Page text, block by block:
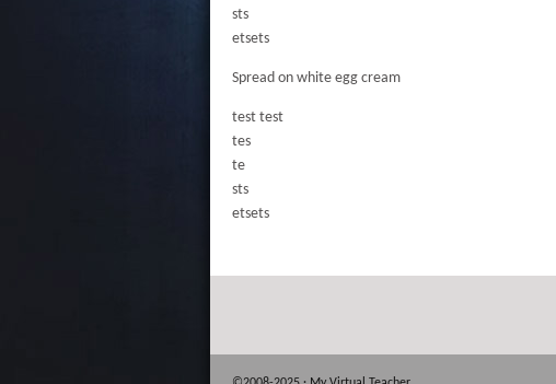
sts
etsets
Spread on white egg cream
test test
tes
te
sts
etsets